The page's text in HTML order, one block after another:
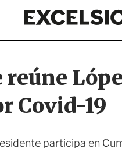
reúne
Covid-19
participa en